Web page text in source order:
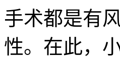
手术都是有
性。在此，